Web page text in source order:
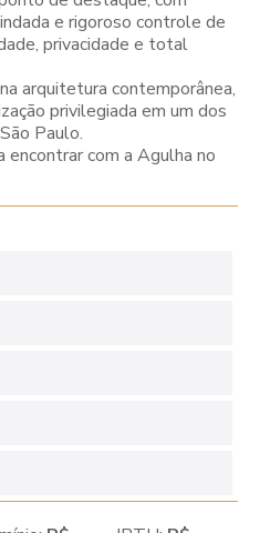
e rigoroso controle de
privacidade e total
arquitetura contemporânea,
privilegiada em um dos
Paulo.
encontrar com a Agulha no